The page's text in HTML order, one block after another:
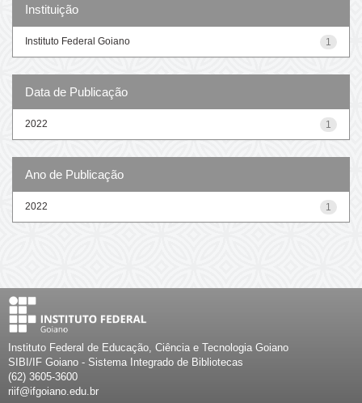
Instituição
1
Instituto Federal Goiano
Data de Publicação
1
2022
Ano de Publicação
1
2022
Instituto Federal de Educação, Ciência e Tecnologia Goiano
SIBI/IF Goiano - Sistema Integrado de Bibliotecas
(62) 3605-3600
riif@ifgoiano.edu.br